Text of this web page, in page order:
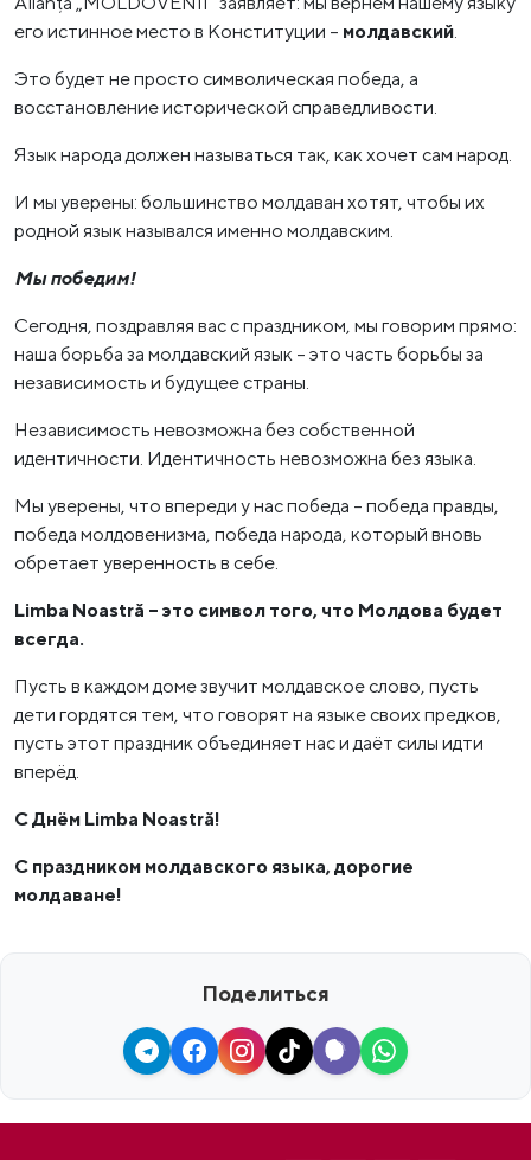
его истинное место в Конституции – молдавский.
Это будет не просто символическая победа, а
восстановление исторической справедливости.
Язык народа должен называться так, как хочет сам народ.
И мы уверены: большинство молдаван хотят, чтобы их
родной язык назывался именно молдавским.
Мы победим!
Сегодня, поздравляя вас с праздником, мы говорим прямо:
наша борьба за молдавский язык – это часть борьбы за
независимость и будущее страны.
Независимость невозможна без собственной
идентичности. Идентичность невозможна без языка.
Мы уверены, что впереди у нас победа – победа правды,
победа молдовенизма, победа народа, который вновь
обретает уверенность в себе.
Limba Noastră – это символ того, что Молдова будет
всегда.
Пусть в каждом доме звучит молдавское слово, пусть
дети гордятся тем, что говорят на языке своих предков,
пусть этот праздник объединяет нас и даёт силы идти
вперёд.
С Днём Limba Noastră!
С праздником молдавского языка, дорогие
молдаване!
Поделиться